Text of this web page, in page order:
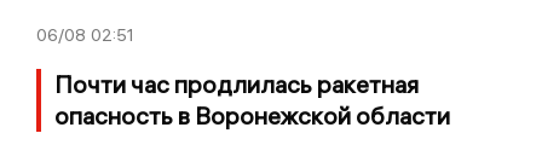
06/08 02:51
Почти час продлилась ракетная
опасность в Воронежской области